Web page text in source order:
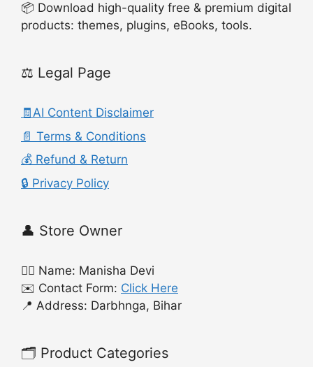
📦 Download high-quality free & premium digital
products: themes, plugins, eBooks, tools.
⚖️ Legal Page
🧾AI Content Disclaimer
📄 Terms & Conditions
💰 Refund & Return
🔒 Privacy Policy
👤 Store Owner
🙍‍♀️ Name: Manisha Devi
✉️ Contact Form: Click Here
📍 Address: Darbhnga, Bihar
🗂️ Product Categories